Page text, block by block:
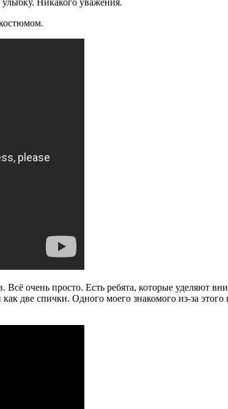
Всё очень просто. Есть ребята, которые уделяют
две спички. Одного моего знакомого из-за